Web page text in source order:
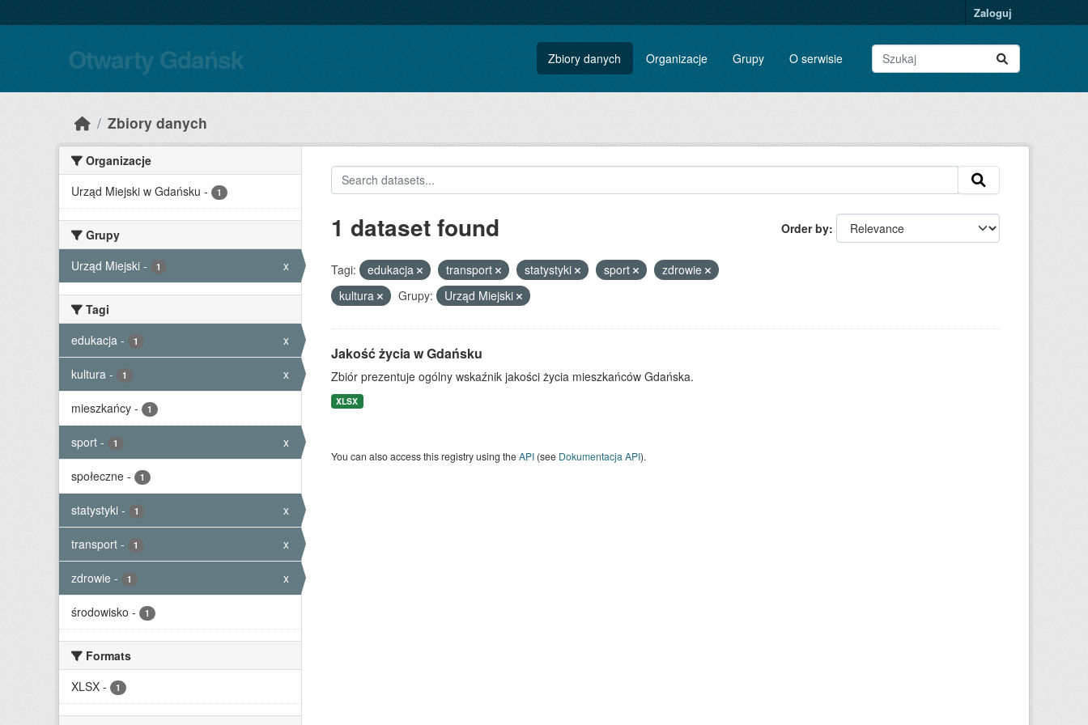
Zaloguj
Otwarty Gdańsk Zbiory danych Organizacje Grupy O serwisie
Zbiory danych
Organizacje
Urząd Miejski w Gdańsku - 1
Grupy
Urząd Miejski - 1 x
Tagi
edukacja - 1 x
kultura - 1 x
mieszkańcy - 1
sport - 1 x
społeczne - 1
statystyki - 1 x
transport - 1 x
zdrowie - 1 x
środowisko - 1
Formats
XLSX - 1
Order by
1 dataset found
Tagi: edukacja transport statystyki sport
zdrowie
kultura
Grupy: Urząd Miejski
Jakość życia w Gdańsku
Zbiór prezentuje ogólny wskaźnik jakości życia mieszkańców Gdańska.
XLSX
You can also access this registry using theAPI(see Dokumentacja API).